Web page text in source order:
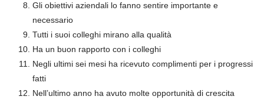
Gli obiettivi aziendali lo fanno sentire importante e
necessario
Tutti i suoi colleghi mirano alla qualità
Ha un buon rapporto con i colleghi
Negli ultimi sei mesi ha ricevuto complimenti per i progressi
fatti
Nell’ultimo anno ha avuto molte opportunità di crescita